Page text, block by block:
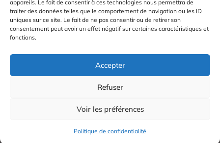
appareils. Le fait de consentir à ces technologies nous permettra de
traiter des données telles que le comportement de navigation ou les ID
uniques sur ce site. Le fait de ne pas consentir ou de retirer son
consentement peut avoir un effet négatif sur certaines caractéristiques et
fonctions.
Accepter
Refuser
Voir les préférences
Politique de confidentialité
© 2026 Radio Calade